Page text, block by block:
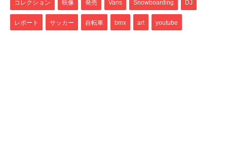
コレクション 映像 発売 Vans Snowboarding DJ
レポート サッカー 自転車 bmx art youtube